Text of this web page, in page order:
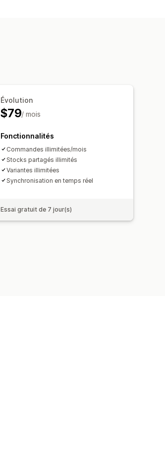
Évolution
$79/ mois
Fonctionnalités
Commandes illimitées/mois
Stocks partagés illimités
Variantes illimitées
Synchronisation en temps réel
Essai gratuit de 7 jour(s)